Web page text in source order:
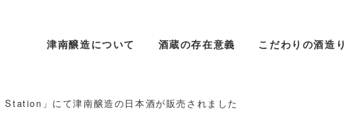
津南醸造について 酒蔵の存在意義 こだわりの酒造り
」にて津南醸造の日本酒が販売されました